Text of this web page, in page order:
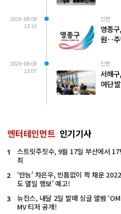
2026-08-08
13:10
인천
영종구
원‥주
2026-08-08
13:07
인천
서해구
여단
엔터테인먼트 인기기사
1
스트릿주짓수, 9월 17일 부산에서
최
2
‘만능’ 차은우, 빈틈없이 꽉 채운
도 열일 행보’ 예고!
3
뉴진스, 내달 2일 발매 싱글 앨범
MV 티저 공개!